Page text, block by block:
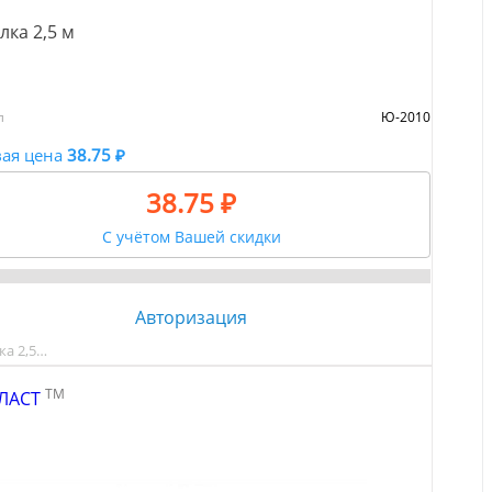
2,5 м
Ю-2010
цена38.75 ₽
38.75 ₽
С учётом Вашей скидки
Авторизация
2,5…
TM